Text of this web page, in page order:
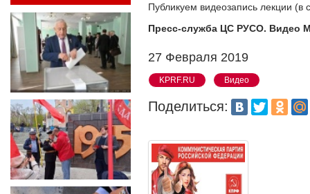
Публикуем видеозапись лекции (в
Пресс-служба ЦС РУСО. Видео
27 Февраля 2019
KPRF.RU Видео
Поделиться: